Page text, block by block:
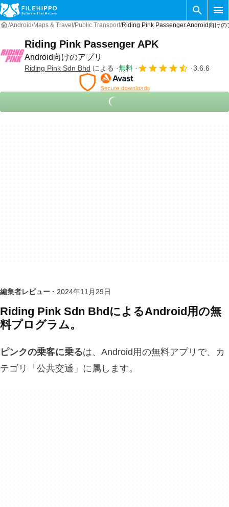
Android Maps & Travel Public Transport Riding Pink Passenger Android向けの
Riding Pink Passenger APK
Android向けのアプリ
Riding Pink Sdn Bhd による 無料 3.6.6
編集者レビュー · 2024年11月29日
Riding Pink Sdn BhdによるAndroid用の無
料プログラム。
ピンクの乗客に乗るは、Android用の無料アプリで、カ
テゴリ「公共交通」に属します。